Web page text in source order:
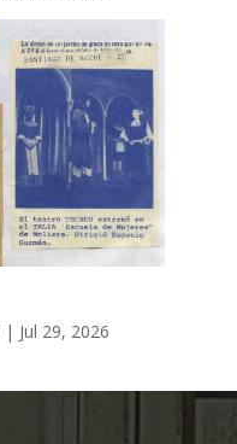
| Jul 29, 2026